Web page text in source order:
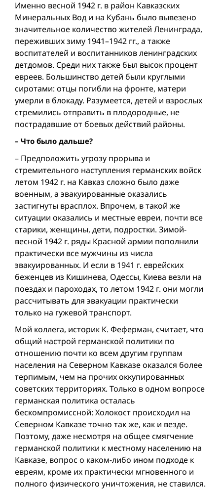
Именно весной 1942 г. в район Кавказских
Минеральных Вод и на Кубань было вывезено
значительное количество жителей Ленинграда,
переживших зиму 1941–1942 гг., а также
воспитателей и воспитанников ленинградских
детдомов. Среди них также был высок процент
евреев. Большинство детей были круглыми
сиротами: отцы погибли на фронте, матери
умерли в блокаду. Разумеется, детей и взрослых
стремились отправить в плодородные, не
пострадавшие от боевых действий районы.
– Что было дальше?
– Предположить угрозу прорыва и
стремительного наступления германских войск
летом 1942 г. на Кавказ сложно было даже
военным, а эвакуированные оказались
застигнуты врасплох. Впрочем, в такой же
ситуации оказались и местные евреи, почти все
старики, женщины, дети, подростки. Зимой-
весной 1942 г. ряды Красной армии пополнили
практически все мужчины из числа
эвакуированных. И если в 1941 г. еврейских
беженцев из Кишинева, Одессы, Киева везли на
поездах и пароходах, то летом 1942 г. они могли
рассчитывать для эвакуации практически
только на гужевой транспорт.
Мой коллега, историк К. Феферман, считает, что
общий настрой германской политики по
отношению почти ко всем другим группам
населения на Северном Кавказе оказался более
терпимым, чем на прочих оккупированных
советских территориях. Только в одном вопросе
германская политика осталась
бескомпромиссной: Холокост происходил на
Северном Кавказе точно так же, как и везде.
Поэтому, даже несмотря на общее смягчение
германской политики к местному населению на
Кавказе, вопрос о каком-либо ином подходе к
евреям, кроме их практически мгновенного и
полного физического уничтожения, не ставился.